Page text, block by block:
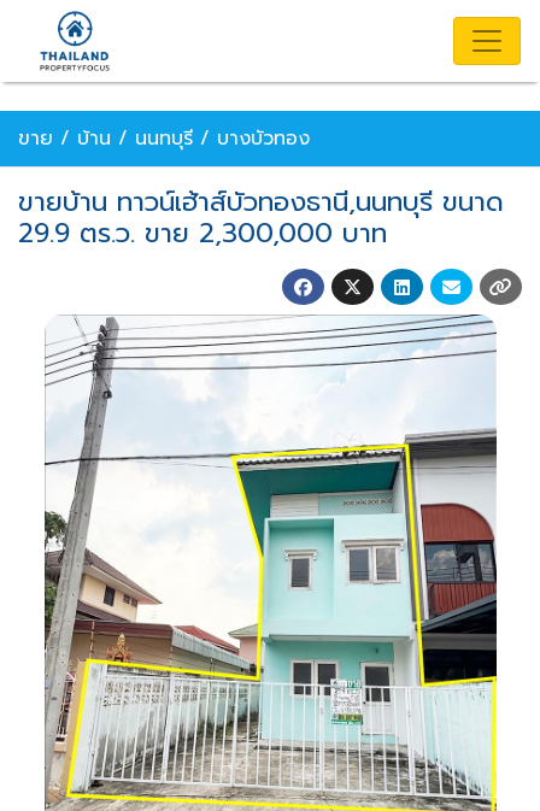
ขาย / บ้าน / นนทบุรี / บางบัวทอง
ขายบ้าน ทาวน์เฮ้าส์บัวทองธานี,นนทบุรี ขนาด
29.9 ตร.ว. ขาย 2,300,000 บาท